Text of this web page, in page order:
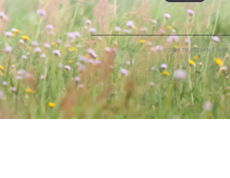
© 2026 TP BOCIAN